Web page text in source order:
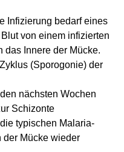
Infizierung bedarf eines
von einem infizierten
das Innere der Mücke.
(Sporogonie) der
nächsten Wochen
Schizonte
typischen Malaria-
der Mücke wieder